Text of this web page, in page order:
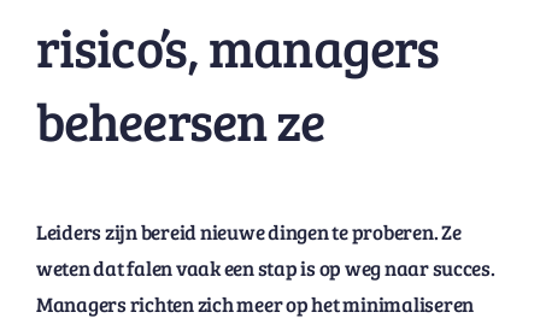
risico’s, managers
beheersen ze
Leiders zijn bereid nieuwe dingen te proberen. Ze
weten dat falen vaak een stap is op weg naar succes.
Managers richten zich meer op het minimaliseren